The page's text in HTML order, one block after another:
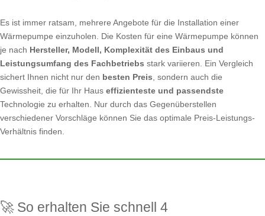
Es ist immer ratsam, mehrere Angebote für die Installation einer
Wärmepumpe einzuholen. Die Kosten für eine Wärmepumpe können
je nach Hersteller, Modell, Komplexität des Einbaus und
Leistungsumfang des Fachbetriebs stark variieren. Ein Vergleich
sichert Ihnen nicht nur den besten Preis, sondern auch die
Gewissheit, die für Ihr Haus effizienteste und passendste
Technologie zu erhalten. Nur durch das Gegenüberstellen
verschiedener Vorschläge können Sie das optimale Preis-Leistungs-
Verhältnis finden.
🚀 So erhalten Sie schnell 4